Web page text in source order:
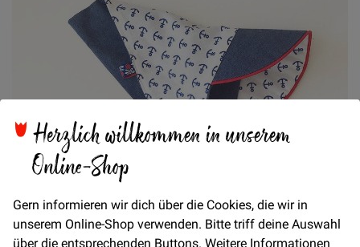
Herzlich willkommen in unserem
Online-Shop
Gern informieren wir dich über die Cookies, die wir in
unserem Online-Shop verwenden. Bitte triff deine Auswahl
über die entsprechenden Buttons. Weitere Informationen